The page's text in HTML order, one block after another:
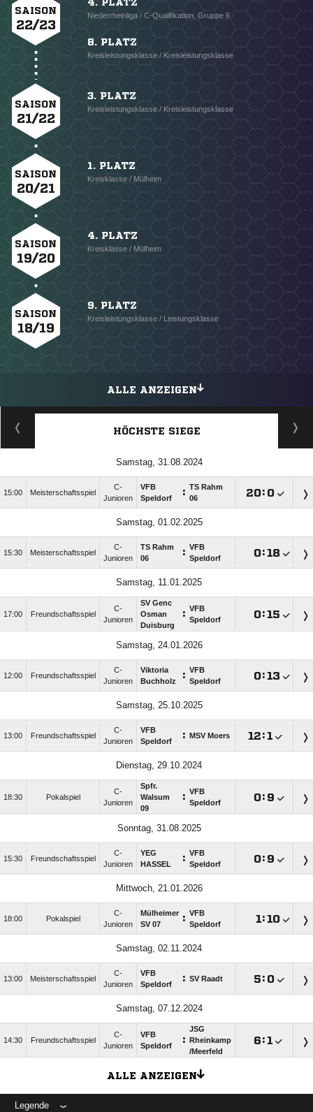
SAISON
22/23
4. PLATZ
Niederrheinliga / C-Qualifikation, Gruppe 6
8. PLATZ
Kreisleistungsklasse / Kreisleistungsklasse
SAISON
21/22
3. PLATZ
Kreisleistungsklasse / Kreisleistungsklasse
SAISON
20/21
1. PLATZ
Kreisklasse / Mülheim
SAISON
19/20
4. PLATZ
Kreisklasse / Mülheim
SAISON
18/19
9. PLATZ
Kreisleistungsklasse / Leistungsklasse
ALLE ANZEIGEN
HÖCHSTE SIEGE
Samstag, 31.08.2024
15:00 Meisterschaftsspiel
C-
Junioren
VFB
Speldorf
: TS Rahm
06
: 
Samstag, 01.02.2025
15:30 Meisterschaftsspiel
C-
Junioren
TS Rahm
06
: VFB
Speldorf
:
Samstag, 11.01.2025
17:00 Freundschaftsspiel
C-
Junioren
SV Genc
Osman
Duisburg
: VFB
Speldorf
:
Samstag, 24.01.2026
12:00 Freundschaftsspiel
C-
Junioren
Viktoria
Buchholz
: VFB
Speldorf
:
Samstag, 25.10.2025
13:00 Freundschaftsspiel
C-
Junioren
VFB
Speldorf
: MSV Moers :
Dienstag, 29.10.2024
18:30 Pokalspiel
C-
Junioren
Spfr.
Walsum
09
: VFB
Speldorf
: 
Sonntag, 31.08.2025
15:30 Freundschaftsspiel
C-
Junioren
YEG
HASSEL
: VFB
Speldorf
: 
Mittwoch, 21.01.2026
18:00 Pokalspiel
C-
Junioren
Mülheimer
SV 07
: VFB
Speldorf
:
Samstag, 02.11.2024
13:00 Meisterschaftsspiel
C-
Junioren
VFB
Speldorf
: SV Raadt : 
Samstag, 07.12.2024
14:30 Freundschaftsspiel
C-
Junioren
VFB
Speldorf
:
JSG
Rheinkamp
/​Meerfeld
:
ALLE ANZEIGEN
Legende